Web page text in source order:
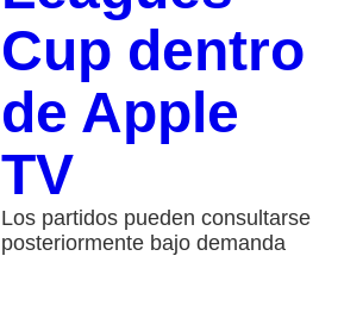
Cup dentro
de Apple
TV
Los partidos pueden consultarse
posteriormente bajo demanda